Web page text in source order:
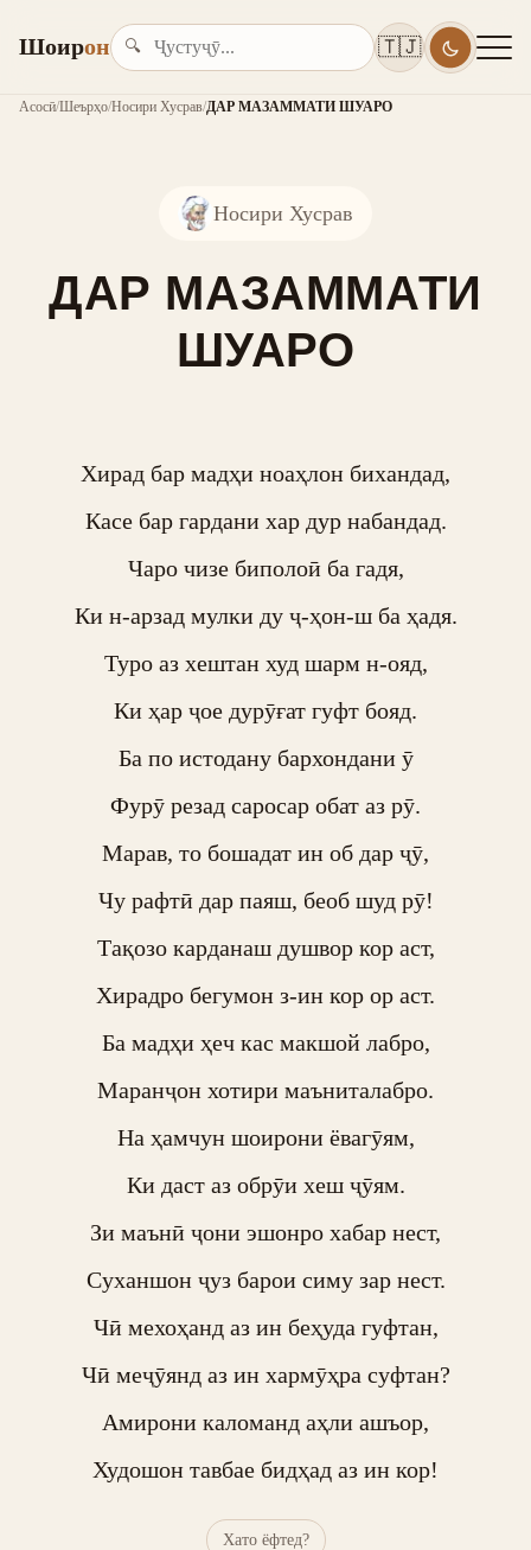
Шоирон 🔍 🇹🇯
Асосӣ/Шеърҳо/Носири Хусрав/ДАР МАЗАММАТИ ШУАРО
Носири Хусрав
ДАР МАЗАММАТИ
ШУАРО
Хирад бар мадҳи ноаҳлон бихандад,
Касе бар гардани хар дур набандад.
Чаро чизе биполоӣ ба гадя,
Ки н-арзад мулки ду ҷ-ҳон-ш ба ҳадя.
Туро аз хештан худ шарм н-ояд,
Ки ҳар ҷое дурӯғат гуфт бояд.
Ба по истодану бархондани ӯ
Фурӯ резад саросар обат аз рӯ.
Марав, то бошадат ин об дар ҷӯ,
Чу рафтӣ дар паяш, беоб шуд рӯ!
Тақозо карданаш душвор кор аст,
Хирадро бегумон з-ин кор ор аст.
Ба мадҳи ҳеч кас макшой лабро,
Маранҷон хотири маъниталабро.
На ҳамчун шоирони ёвагӯям,
Ки даст аз обрӯи хеш ҷӯям.
Зи маънӣ ҷони эшонро хабар нест,
Суханшон ҷуз барои симу зар нест.
Чӣ мехоҳанд аз ин беҳуда гуфтан,
Чӣ меҷӯянд аз ин хармӯҳра суфтан?
Амирони каломанд аҳли ашъор,
Худошон тавбае бидҳад аз ин кор!
Хато ёфтед?